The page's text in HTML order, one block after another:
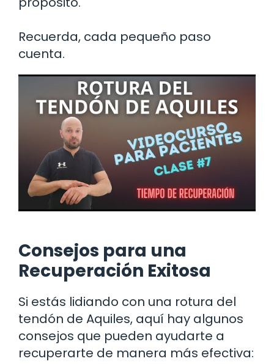
Recuerda, cada pequeño paso
cuenta.
Consejos para una
Recuperación Exitosa
Si estás lidiando con una rotura del
tendón de Aquiles, aquí hay algunos
consejos que pueden ayudarte a
recuperarte de manera más efectiva: